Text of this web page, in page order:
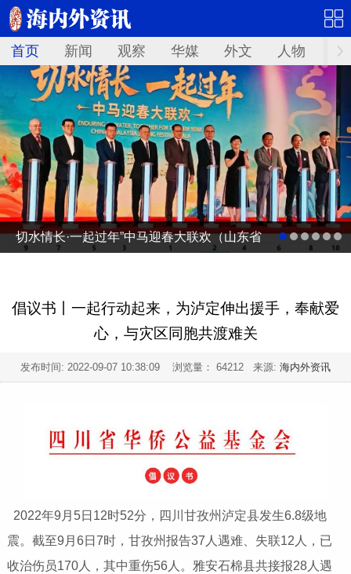
首页 新闻 观察 华媒 外文 人物 华
切水情长·一起过年”中马迎春大联欢（山东省
仪式
倡议书丨一起行动起来，为泸定伸出援手，奉献爱
心，与灾区同胞共渡难关
发布时间: 2022-09-07 10:38:09 浏览量： 64212 来源: 海内外资讯
2022年9月5日12时52分，四川甘孜州泸定县发生6.8级地
震。截至9月6日7时，甘孜州报告37人遇难、失联12人，已
收治伤员170人，其中重伤56人。雅安石棉县共接报28人遇